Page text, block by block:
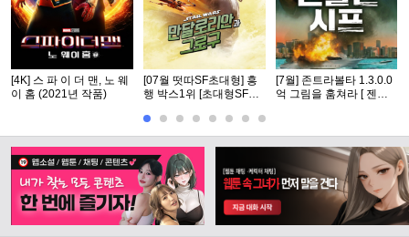
[4K] 스 파 이 더 맨, 노 웨
이 홈 (2021년 작품)
[07월 떳따SF초대형] 흥
행 박스1위 [초대형SF대
식자막
[7월] 존트라볼타 1.3.0.0
억 그림을 훔쳐라 [ 젠틀